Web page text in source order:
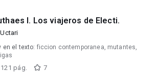
I. Los viajeros de Electi.
en el texto: ficcion contemporanea, mutantes,
121 pág.
7